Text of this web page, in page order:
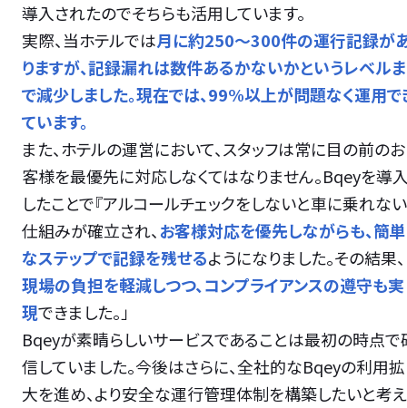
導入されたのでそちらも活用しています。
実際、当ホテルでは月に約250〜300件の運行記録が
りますが、記録漏れは数件あるかないかというレベルま
で減少しました。現在では、99%以上が問題なく運用で
ています。
また、ホテルの運営において、スタッフは常に目の前のお
客様を最優先に対応しなくてはなりません。Bqeyを導
したことで『アルコールチェックをしないと車に乗れない
仕組みが確立され、お客様対応を優先しながらも、簡単
なステップで記録を残せるようになりました。その結果、
現場の負担を軽減しつつ、コンプライアンスの遵守も実
現できました。」
Bqeyが素晴らしいサービスであることは最初の時点で
信していました。今後はさらに、全社的なBqeyの利用拡
大を進め、より安全な運行管理体制を構築したいと考え